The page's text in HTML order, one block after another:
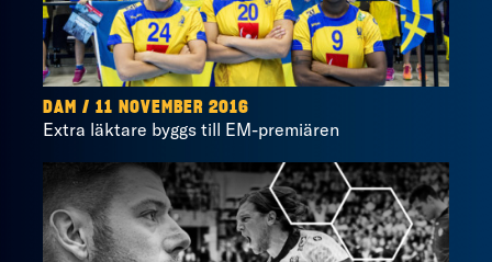
DAM / 11 NOVEMBER 2016
Extra läktare byggs till EM-premiären